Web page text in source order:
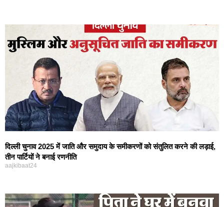
दिल्ली चुनाव 2025 में जाति और समुदाय के समीकरणों को संतुलित करने की लड़ाई,
तीन पार्टियों ने बनाई रणनीति
aajkibaat24